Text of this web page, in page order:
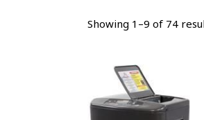
Showing 1–9 of 74